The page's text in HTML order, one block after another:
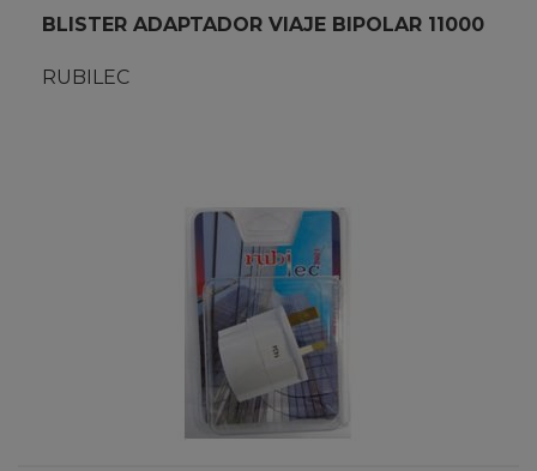
BLISTER ADAPTADOR VIAJE BIPOLAR 11000
RUBILEC